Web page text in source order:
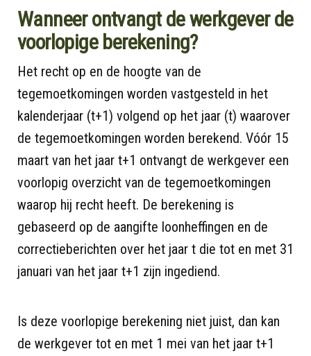
Wanneer ontvangt de werkgever de
voorlopige berekening?
Het recht op en de hoogte van de
tegemoetkomingen worden vastgesteld in het
kalenderjaar (t+1) volgend op het jaar (t) waarover
de tegemoetkomingen worden berekend. Vóór 15
maart van het jaar t+1 ontvangt de werkgever een
voorlopig overzicht van de tegemoetkomingen
waarop hij recht heeft. De berekening is
gebaseerd op de aangifte loonheffingen en de
correctieberichten over het jaar t die tot en met 31
januari van het jaar t+1 zijn ingediend.
Is deze voorlopige berekening niet juist, dan kan
de werkgever tot en met 1 mei van het jaar t+1